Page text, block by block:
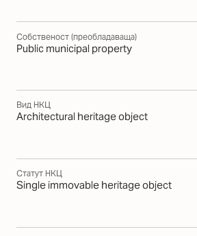
Собственост (преобладаваща)
Public municipal property
Вид НКЦ
Architectural heritage object
Статут НКЦ
Single immovable heritage object